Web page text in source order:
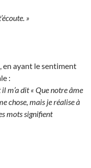
»
en ayant le sentiment
:
m’a dit « Que notre âme
chose, mais je réalise à
mots signifient